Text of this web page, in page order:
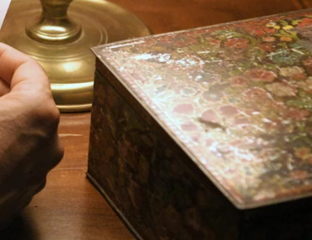
mich zu fragen,
nicht dorthin fahren können.